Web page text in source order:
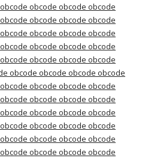
obcode obcode obcode
obcode obcode obcode
obcode obcode obcode
obcode obcode obcode
obcode obcode obcode
obcode obcode obcode obcode
obcode obcode obcode
obcode obcode obcode
obcode obcode obcode
obcode obcode obcode
obcode obcode obcode
obcode obcode obcode